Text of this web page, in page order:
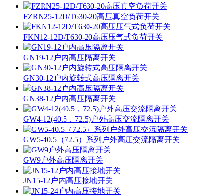
FZRN25-12D/T630-20高压真空负荷开关
FKN12-12D/T630-20高压压气式负荷开关
GN19-12户内高压隔离开关
GN30-12户内旋转式高压隔离开关
GN38-12户内高压隔离开关
GW4-12(40.5，72.5)户外高压交流隔离开关
GW5-40.5（72.5）系列户外高压交流隔离开关
GW9户外高压隔离开关
JN15-12户内高压接地开关